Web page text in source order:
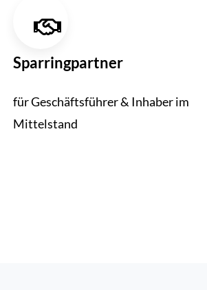
Sparring­partner
für Geschäftsführer & Inhaber im
Mittelstand